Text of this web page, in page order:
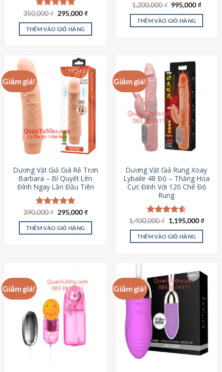
Được xếp
hạng4.79
5 sao
350,000₫ Giá
là:
350,000 ₫.
295,000₫Giá
tại
THÊM VÀO GIỎ HÀNG
Được xếp
hạng4.82
5 sao
1,200,000₫ Giá
là:
1,200,000 ₫.
995,000₫Giá
tại
THÊM VÀO GIỎ HÀNG
Giảm giá!
Dương Vật Giả Giá Rẻ Trơn
Barbara – Bí Quyết Lên
Đỉnh Ngay Lần Đầu Tiên
Được xếp
hạng4.90
5 sao
390,000₫ Giá
là:
390,000 ₫.
295,000₫Giá
tại
THÊM VÀO GIỎ HÀNG
Giảm giá!
Dương Vật Giả Rung Xoay
Lybaile 48 Độ – Thăng Hoa
Cực Đỉnh Với 120 Chế Độ
Rung
Được xếp
hạng4.62
5 sao
1,400,000₫ Giá
gốc
là:
1,400,000 ₫.
1,195,000₫Giá
THÊM VÀO GIỎ HÀNG
Giảm giá! Giảm giá!